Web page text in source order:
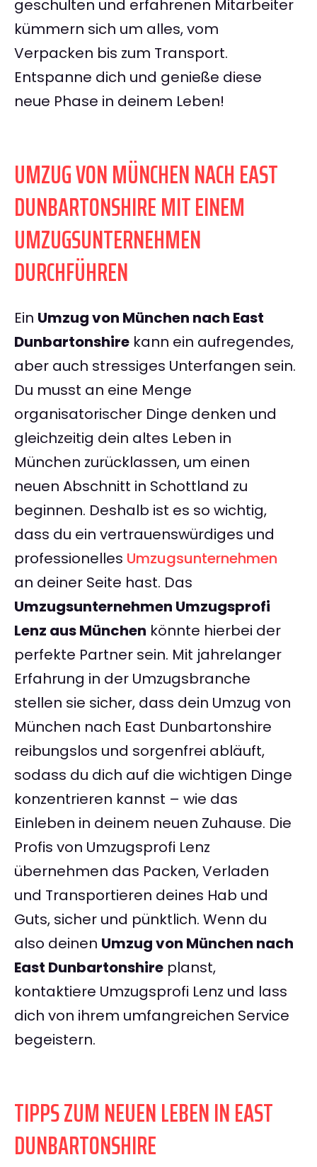
geschulten und erfahrenen Mitarbeiter
kümmern sich um alles, vom
Verpacken bis zum Transport.
Entspanne dich und genieße diese
neue Phase in deinem Leben!
UMZUG VON MÜNCHEN NACH EAST
DUNBARTONSHIRE MIT EINEM
UMZUGSUNTERNEHMEN
DURCHFÜHREN
Ein Umzug von München nach East
Dunbartonshire kann ein aufregendes,
aber auch stressiges Unterfangen sein.
Du musst an eine Menge
organisatorischer Dinge denken und
gleichzeitig dein altes Leben in
München zurücklassen, um einen
neuen Abschnitt in Schottland zu
beginnen. Deshalb ist es so wichtig,
dass du ein vertrauenswürdiges und
professionelles Umzugsunternehmen
an deiner Seite hast. Das
Umzugsunternehmen Umzugsprofi
Lenz aus München könnte hierbei der
perfekte Partner sein. Mit jahrelanger
Erfahrung in der Umzugsbranche
stellen sie sicher, dass dein Umzug von
München nach East Dunbartonshire
reibungslos und sorgenfrei abläuft,
sodass du dich auf die wichtigen Dinge
konzentrieren kannst – wie das
Einleben in deinem neuen Zuhause. Die
Profis von Umzugsprofi Lenz
übernehmen das Packen, Verladen
und Transportieren deines Hab und
Guts, sicher und pünktlich. Wenn du
also deinen Umzug von München nach
East Dunbartonshire planst,
kontaktiere Umzugsprofi Lenz und lass
dich von ihrem umfangreichen Service
begeistern.
TIPPS ZUM NEUEN LEBEN IN EAST
DUNBARTONSHIRE